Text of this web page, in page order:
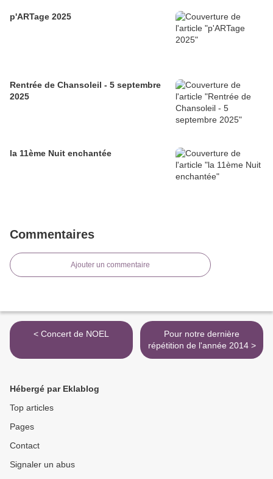
p'ARTage 2025
Rentrée de Chansoleil - 5 septembre
2025
la 11ème Nuit enchantée
Commentaires
Ajouter un commentaire
< Concert de NOEL
Pour notre dernière
répétition de l'année 2014 >
Hébergé par Eklablog
Top articles
Pages
Contact
Signaler un abus